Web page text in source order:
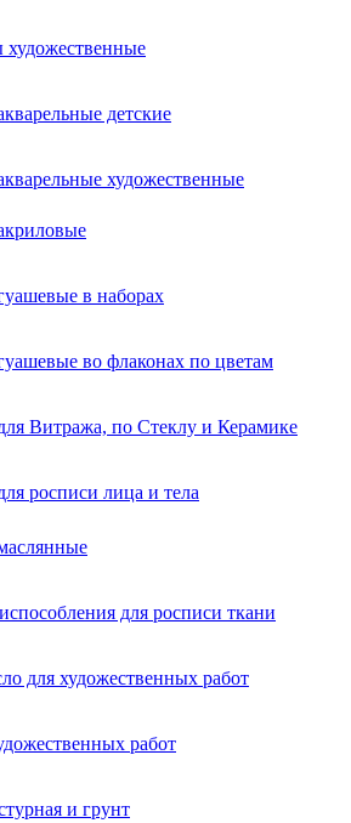
художественные
детские
художественные
в наборах
во флаконах по цветам
Витража, по Стеклу и Керамике
росписи лица и тела
для росписи ткани
для художественных работ
работ
и грунт